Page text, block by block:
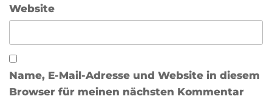
Website
Name, E-Mail-Adresse und Website in diesem
Browser für meinen nächsten Kommentar